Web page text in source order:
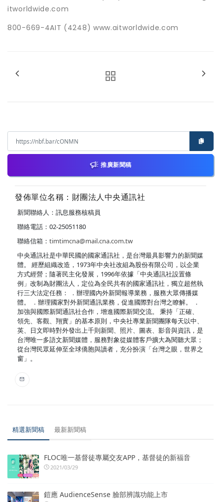
itworldwide.com
800-669-4AIT (4248) www.aitworldwide.com
推廣新聞稿
發佈單位名稱：財團法人中央通訊社
新聞聯絡人：訊息服務核稿員
聯絡電話：02-25051180
聯絡信箱： timtimcna@mail.cna.com.tw
中央通訊社是中華民國的國家通訊社，是台灣最具影響力的新聞媒
體。 經歷組織改造，1973年中央社改組為股份有限公司，以企業
方式經營；隨著民主化發展，1996年依據「中央通訊社設置條
例」改制為財團法人，定位為全民共有的國家通訊社，獨立超然執
行三大法定任務： ．辦理國內外新聞報導業務，服務大眾傳播媒
體。 ．辦理國家對外新聞通訊業務，促進國際對台灣之瞭解。 ．
加強與國際新聞通訊社合作，增進國際新聞交流。 秉持「正確、
領先、客觀、翔實」的基本原則，中央社專業新聞團隊每天以中、
英、日文即時對外發出上千則新聞、照片、圖表、影音與資訊，是
台灣唯一多語文新聞媒體，服務對象從媒體客戶擴大為閱聽大眾；
從台灣民眾延伸至全球僑胞與讀者，充分扮演「台灣之眼，世界之
窗」。
精選新聞稿 最新新聞稿
FLOC唯一基督徒專屬交友APP，基督徒的新福音
2021/03/29
鎧應 AudienceSense 臉部辨識功能上市